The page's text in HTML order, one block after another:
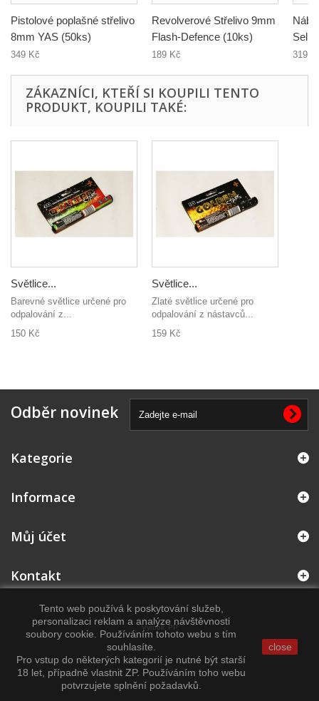
Pistolové poplašné střelivo
8mm YAS (50ks)
349 Kč
Revolverové Střelivo 9mm
Flash-Defence (10ks)
189 Kč 319
ZÁKAZNÍCI, KTEŘÍ SI KOUPILI TENTO
PRODUKT, KOUPILI TAKÉ:
Světlice...
Barevné světlice určené pro
odpalování z...
150 Kč
Světlice...
Zlaté světlice určené pro
odpalování z nástavců...
159 Kč
Odběr novinek
Kategorie
Informace
Můj účet
Kontakt
Tento web používá k poskytování služeb,
personalizaci reklam a analýze návštěvnosti
soubory cookie. Používáním tohoto webu s tím
souhlasíte.
Pro vstup do některých kategorií je nutné být starší
18 let, případně vlastnit ZP. Používáním toho webu
potvrzujete splnění požadavků.
close
Vyrobil:PP